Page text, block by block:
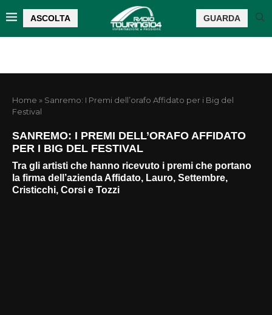
ASCOLTA GUARDA
Home » Sanremo: I Premi dell’orafo Affidato per i Big del
Festival
SANREMO: I PREMI DELL’ORAFO AFFIDATO
PER I BIG DEL FESTIVAL
Tra gli artisti che hanno ricevuto i premi che portano
la firma dell’azienda Affidato, Lauro, Settembre,
Cristicchi, Corsi e Tozzi